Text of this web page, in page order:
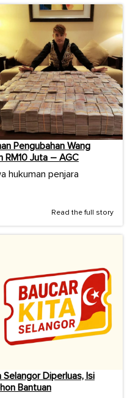
Pengubahan Wang
RM10 Juta – AGC
hukuman penjara
Read the full story
Selangor Diperluas, Isi
Bantuan